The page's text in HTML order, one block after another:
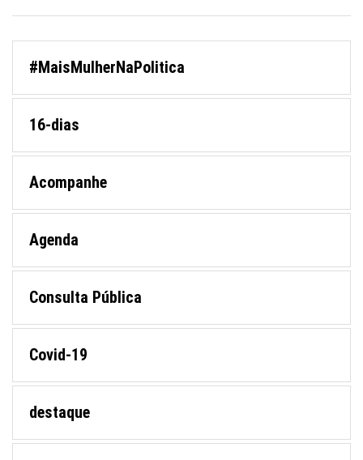
#MaisMulherNaPolitica
16-dias
Acompanhe
Agenda
Consulta Pública
Covid-19
destaque